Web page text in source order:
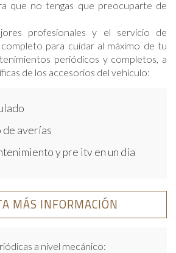
que no tengas que preocuparte de
profesionales y el servicio de
para cuidar al máximo de tu
periódicos y completos, a
de los accesorios del vehículo:
averías
y pre itv en un día
MÁS INFORMACIÓN
a nivel mecánico: